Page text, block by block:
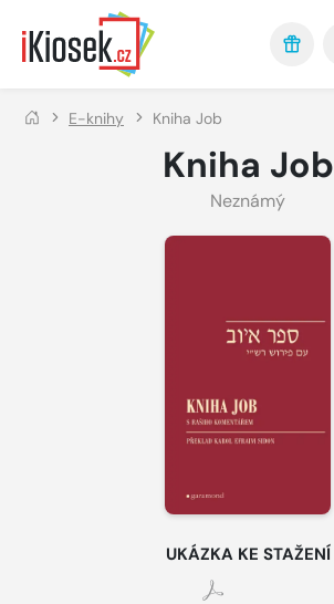
Přejít na hlavní obsah
E-knihy Kniha Job
Kniha Job
Neznámý
UKÁZKA KE STAŽENÍ